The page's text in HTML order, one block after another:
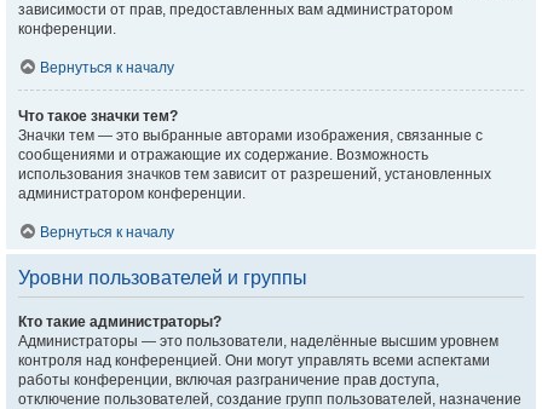
зависимости от прав, предоставленных вам администратором
конференции.
Вернуться к началу
Что такое значки тем?
Значки тем — это выбранные авторами изображения, связанные с
сообщениями и отражающие их содержание. Возможность
использования значков тем зависит от разрешений, установленных
администратором конференции.
Вернуться к началу
Уровни пользователей и группы
Кто такие администраторы?
Администраторы — это пользователи, наделённые высшим уровнем
контроля над конференцией. Они могут управлять всеми аспектами
работы конференции, включая разграничение прав доступа,
отключение пользователей, создание групп пользователей, назначение